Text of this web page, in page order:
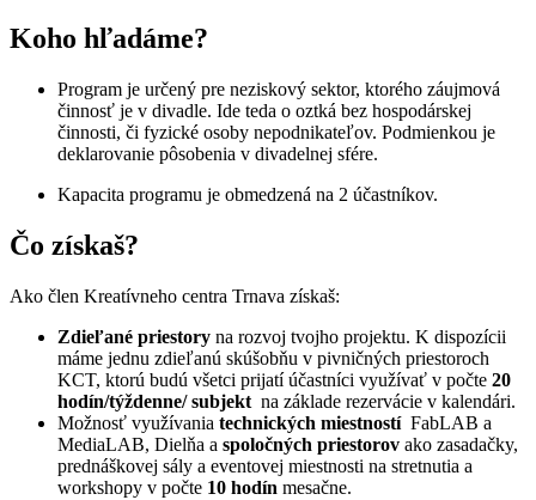
Koho hľadáme?
Program je určený pre neziskový sektor, ktorého záujmová
činnosť je v divadle. Ide teda o oztká bez hospodárskej
činnosti, či fyzické osoby nepodnikateľov. Podmienkou je
deklarovanie pôsobenia v divadelnej sfére.
Kapacita programu je obmedzená na 2 účastníkov.
Čo získaš?
Ako člen Kreatívneho centra Trnava získaš:
Zdieľané priestory na rozvoj tvojho projektu. K dispozícii
máme jednu zdieľanú skúšobňu v pivničných priestoroch
KCT, ktorú budú všetci prijatí účastníci využívať v počte 20
hodín/týždenne/ subjekt na základe rezervácie v kalendári.
Možnosť využívania technických miestností FabLAB a
MediaLAB, Dielňa a spoločných priestorov ako zasadačky,
prednáškovej sály a eventovej miestnosti na stretnutia a
workshopy v počte 10 hodín mesačne.